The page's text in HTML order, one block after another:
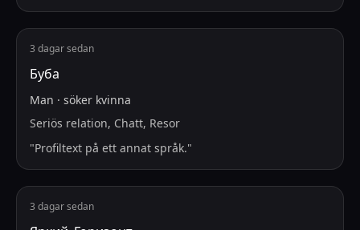
3 dagar sedan
Буба
Man · söker kvinna
Seriös relation, Chatt, Resor
"Profiltext på ett annat språk."
3 dagar sedan